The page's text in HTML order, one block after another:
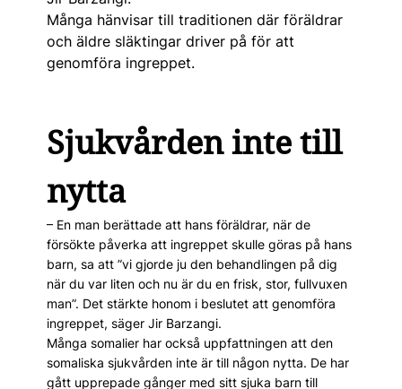
Många hänvisar till traditionen där föräldrar
och äldre släktingar driver på för att
genomföra ingreppet.
Sjukvården inte till
nytta
– En man berättade att hans föräldrar, när de
försökte påverka att ingreppet skulle göras på hans
barn, sa att ”vi gjorde ju den behandlingen på dig
när du var liten och nu är du en frisk, stor, fullvuxen
man”. Det stärkte honom i beslutet att genomföra
ingreppet, säger Jir Barzangi.
Många somalier har också uppfattningen att den
somaliska sjukvården inte är till någon nytta. De har
gått upprepade gånger med sitt sjuka barn till